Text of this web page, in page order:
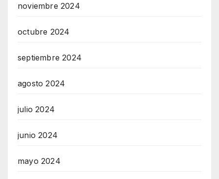
noviembre 2024
octubre 2024
septiembre 2024
agosto 2024
julio 2024
junio 2024
mayo 2024